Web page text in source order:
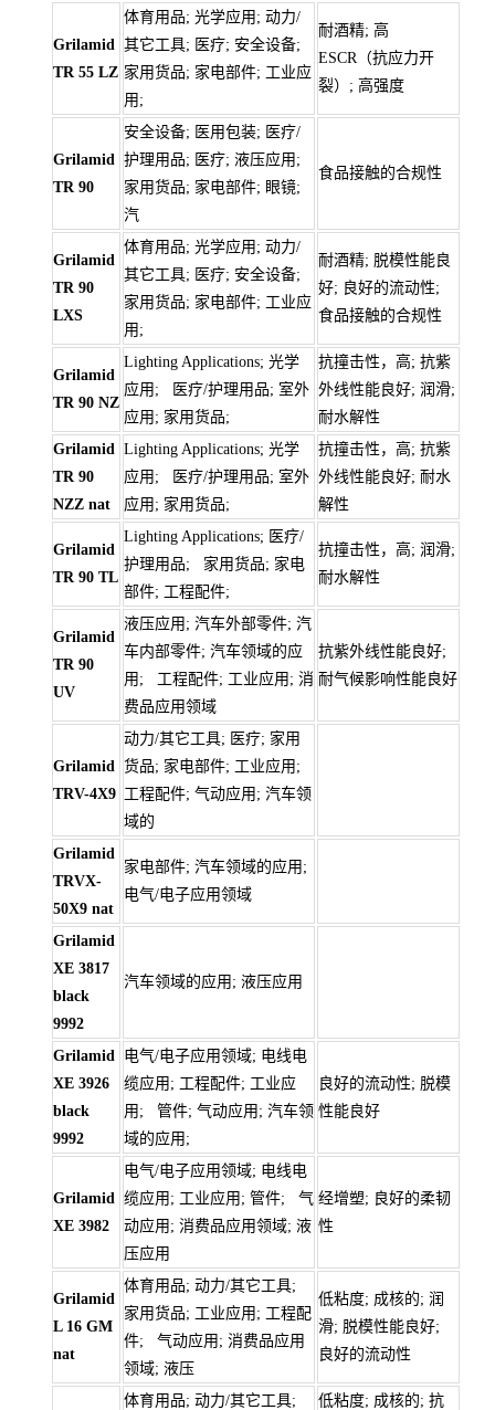
Grilamid
TR 55 LZ
体育用品; 光学应用; 动力/
其它工具; 医疗; 安全设备;
家用货品; 家电部件; 工业应
用;
耐酒精; 高
ESCR（抗应力开
裂）; 高强度
Grilamid
TR 90
安全设备; 医用包装; 医疗/
护理用品; 医疗; 液压应用;
家用货品; 家电部件; 眼镜;
汽
食品接触的合规性
Grilamid
TR 90
LXS
体育用品; 光学应用; 动力/
其它工具; 医疗; 安全设备;
家用货品; 家电部件; 工业应
用;
耐酒精; 脱模性能良
好; 良好的流动性;
食品接触的合规性
Grilamid
TR 90 NZ
Lighting Applications; 光学
应用; 医疗/护理用品; 室外
应用; 家用货品;
抗撞击性，高; 抗紫
外线性能良好; 润滑;
耐水解性
Grilamid
TR 90
NZZ nat
Lighting Applications; 光学
应用; 医疗/护理用品; 室外
应用; 家用货品;
抗撞击性，高; 抗紫
外线性能良好; 耐水
解性
Grilamid
TR 90 TL
Lighting Applications; 医疗/
护理用品; 家用货品; 家电
部件; 工程配件;
抗撞击性，高; 润滑;
耐水解性
Grilamid
TR 90
UV
液压应用; 汽车外部零件; 汽
车内部零件; 汽车领域的应
用; 工程配件; 工业应用; 消
费品应用领域
抗紫外线性能良好;
耐气候影响性能良好
Grilamid
TRV-4X9
动力/其它工具; 医疗; 家用
货品; 家电部件; 工业应用;
工程配件; 气动应用; 汽车领
域的
Grilamid
TRVX-
50X9 nat
家电部件; 汽车领域的应用;
电气/电子应用领域
Grilamid
XE 3817
black
9992
汽车领域的应用; 液压应用
Grilamid
XE 3926
black
9992
电气/电子应用领域; 电线电
缆应用; 工程配件; 工业应
用; 管件; 气动应用; 汽车领
域的应用;
良好的流动性; 脱模
性能良好
Grilamid
XE 3982
电气/电子应用领域; 电线电
缆应用; 工业应用; 管件; 气
动应用; 消费品应用领域; 液
压应用
经增塑; 良好的柔韧
性
Grilamid
L 16 GM
nat
体育用品; 动力/其它工具;
家用货品; 工业应用; 工程配
件; 气动应用; 消费品应用
领域; 液压
低粘度; 成核的; 润
滑; 脱模性能良好;
良好的流动性
体育用品; 动力/其它工具;
低粘度; 成核的; 抗